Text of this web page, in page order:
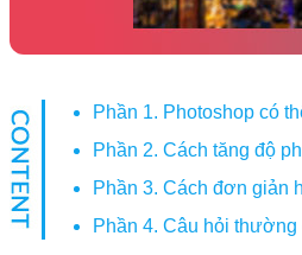
Phần 1. Photoshop có
Phần 2. Cách tăng độ
Phần 3. Cách đơn giản
Phần 4. Câu hỏi